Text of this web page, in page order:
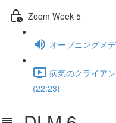
Zoom Week 5
オープニングメ
病気のクライア
(22:23)